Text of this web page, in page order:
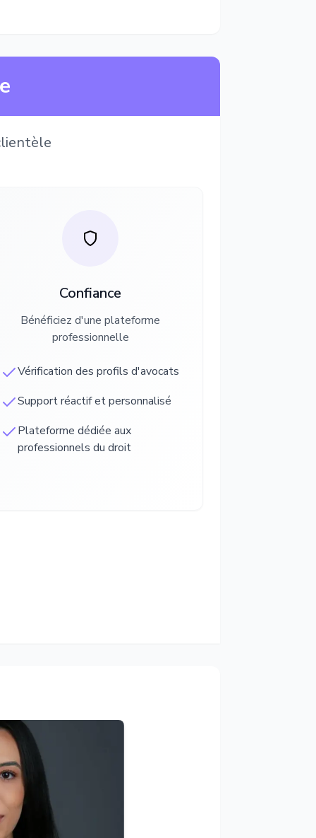
Confiance
Bénéficiez d'une plateforme
professionnelle
Vérification des profils d'avocats
Support réactif et personnalisé
Plateforme dédiée aux
professionnels du droit